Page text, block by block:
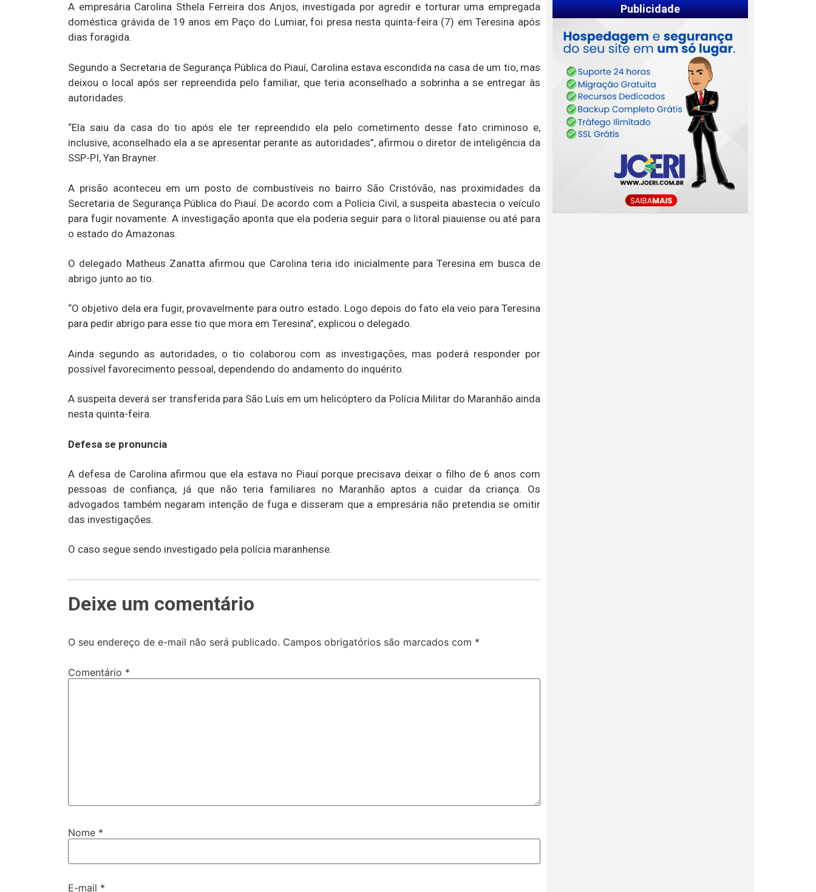
A empresária Carolina Sthela Ferreira dos Anjos, investigada por agredir e torturar uma empregada
doméstica grávida de 19 anos em Paço do Lumiar, foi presa nesta quinta-feira (7) em Teresina após
dias foragida.
Segundo a Secretaria de Segurança Pública do Piauí, Carolina estava escondida na casa de um tio, mas
deixou o local após ser repreendida pelo familiar, que teria aconselhado a sobrinha a se entregar às
autoridades.
“Ela saiu da casa do tio após ele ter repreendido ela pelo cometimento desse fato criminoso e,
inclusive, aconselhado ela a se apresentar perante as autoridades”, afirmou o diretor de inteligência da
SSP-PI, Yan Brayner.
A prisão aconteceu em um posto de combustíveis no bairro São Cristóvão, nas proximidades da
Secretaria de Segurança Pública do Piauí. De acordo com a Polícia Civil, a suspeita abastecia o veículo
para fugir novamente. A investigação aponta que ela poderia seguir para o litoral piauiense ou até para
o estado do Amazonas.
O delegado Matheus Zanatta afirmou que Carolina teria ido inicialmente para Teresina em busca de
abrigo junto ao tio.
“O objetivo dela era fugir, provavelmente para outro estado. Logo depois do fato ela veio para Teresina
para pedir abrigo para esse tio que mora em Teresina”, explicou o delegado.
Ainda segundo as autoridades, o tio colaborou com as investigações, mas poderá responder por
possível favorecimento pessoal, dependendo do andamento do inquérito.
A suspeita deverá ser transferida para São Luís em um helicóptero da Polícia Militar do Maranhão ainda
nesta quinta-feira.
Defesa se pronuncia
A defesa de Carolina afirmou que ela estava no Piauí porque precisava deixar o filho de 6 anos com
pessoas de confiança, já que não teria familiares no Maranhão aptos a cuidar da criança. Os
advogados também negaram intenção de fuga e disseram que a empresária não pretendia se omitir
das investigações.
O caso segue sendo investigado pela polícia maranhense.
Deixe um comentário
O seu endereço de e-mail não será publicado. Campos obrigatórios são marcados com *
Comentário *
Nome *
E-mail *
Publicidade